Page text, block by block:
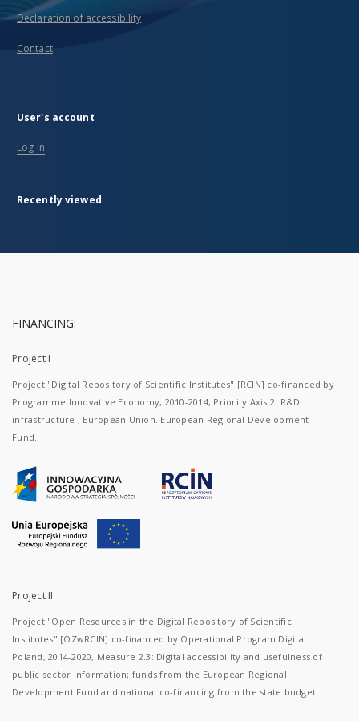
Declaration of accessibility
Contact
User's account
Log in
Recently viewed
FINANCING:
Project I
Project "Digital Repository of Scientific Institutes" [RCIN] co-financed by
Programme Innovative Economy, 2010-2014, Priority Axis 2. R&D
infrastructure ; European Union. European Regional Development
Fund.
Project II
Project "Open Resources in the Digital Repository of Scientific
Institutes" [OZwRCIN] co-financed by Operational Program Digital
Poland, 2014-2020, Measure 2.3: Digital accessibility and usefulness of
public sector information; funds from the European Regional
Development Fund and national co-financing from the state budget.